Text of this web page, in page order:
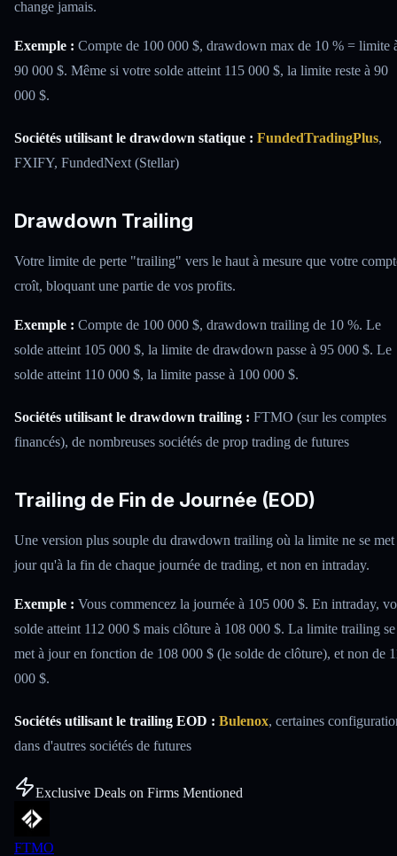
change jamais.
Exemple : Compte de 100 000 $, drawdown max de 10 % = limite
90 000 $. Même si votre solde atteint 115 000 $, la limite reste à 90
000 $.
Sociétés utilisant le drawdown statique : FundedTradingPlus,
FXIFY, FundedNext (Stellar)
Drawdown Trailing
Votre limite de perte "trailing" vers le haut à mesure que votre
croît, bloquant une partie de vos profits.
Exemple : Compte de 100 000 $, drawdown trailing de 10 %. Le
solde atteint 105 000 $, la limite de drawdown passe à 95 000 $. Le
solde atteint 110 000 $, la limite passe à 100 000 $.
Sociétés utilisant le drawdown trailing : FTMO (sur les comptes
financés), de nombreuses sociétés de prop trading de futures
Trailing de Fin de Journée (EOD)
Une version plus souple du drawdown trailing où la limite ne se met
jour qu'à la fin de chaque journée de trading, et non en intraday.
Exemple : Vous commencez la journée à 105 000 $. En intraday,
solde atteint 112 000 $ mais clôture à 108 000 $. La limite trailing se
met à jour en fonction de 108 000 $ (le solde de clôture), et non de
000 $.
Sociétés utilisant le trailing EOD : Bulenox, certaines
dans d'autres sociétés de futures
Exclusive Deals on Firms Mentioned
FTMO